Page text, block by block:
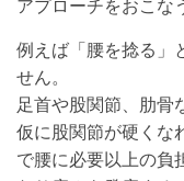
アプローチをおこな
例えば「腰を捻る」
せん。
足首や股関節、肋骨
仮に股関節が硬くな
で腰に必要以上の負